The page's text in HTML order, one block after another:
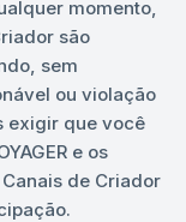
momento,
são
sem
ou violação
exigir que você
e os
de Criador